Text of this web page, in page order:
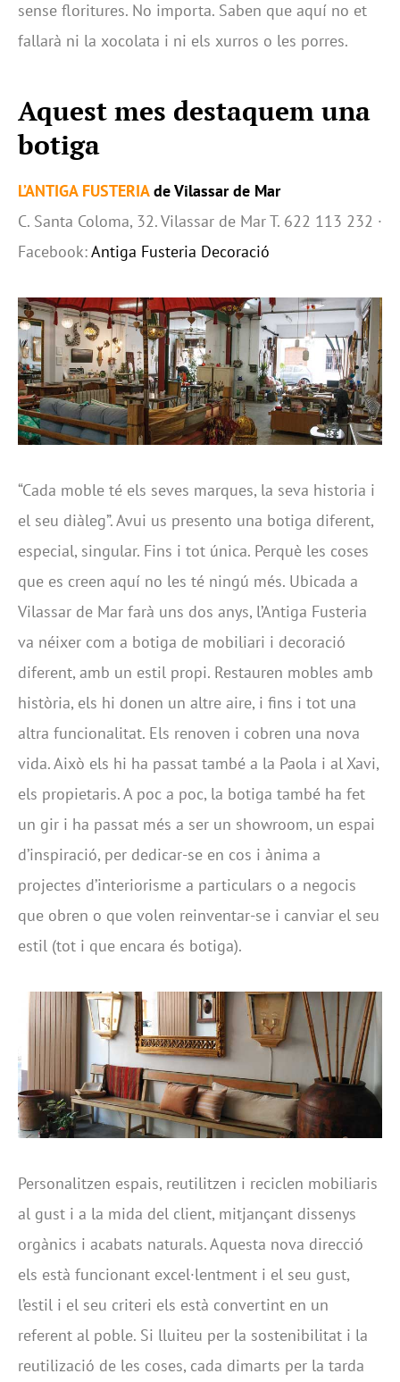
sense floritures. No importa. Saben que aquí no et
fallarà ni la xocolata i ni els xurros o les porres.
Aquest mes destaquem una
botiga
L’ANTIGA FUSTERIAde Vilassar de Mar
C. Santa Coloma, 32. Vilassar de Mar T. 622 113 232 ·
Facebook:Antiga Fusteria Decoració
“Cada moble té els seves marques, la seva historia i
el seu diàleg”. Avui us presento una botiga diferent,
especial, singular. Fins i tot única. Perquè les coses
que es creen aquí no les té ningú més. Ubicada a
Vilassar de Mar farà uns dos anys, l’Antiga Fusteria
va néixer com a botiga de mobiliari i decoració
diferent, amb un estil propi. Restauren mobles amb
història, els hi donen un altre aire, i fins i tot una
altra funcionalitat. Els renoven i cobren una nova
vida. Això els hi ha passat també a la Paola i al Xavi,
els propietaris. A poc a poc, la botiga també ha fet
un gir i ha passat més a ser un showroom, un espai
d’inspiració, per dedicar-se en cos i ànima a
projectes d’interiorisme a particulars o a negocis
que obren o que volen reinventar-se i canviar el seu
estil (tot i que encara és botiga).
Personalitzen espais, reutilitzen i reciclen mobiliaris
al gust i a la mida del client, mitjançant dissenys
orgànics i acabats naturals. Aquesta nova direcció
els està funcionant excel·lentment i el seu gust,
l’estil i el seu criteri els està convertint en un
referent al poble. Si lluiteu per la sostenibilitat i la
reutilizació de les coses, cada dimarts per la tarda